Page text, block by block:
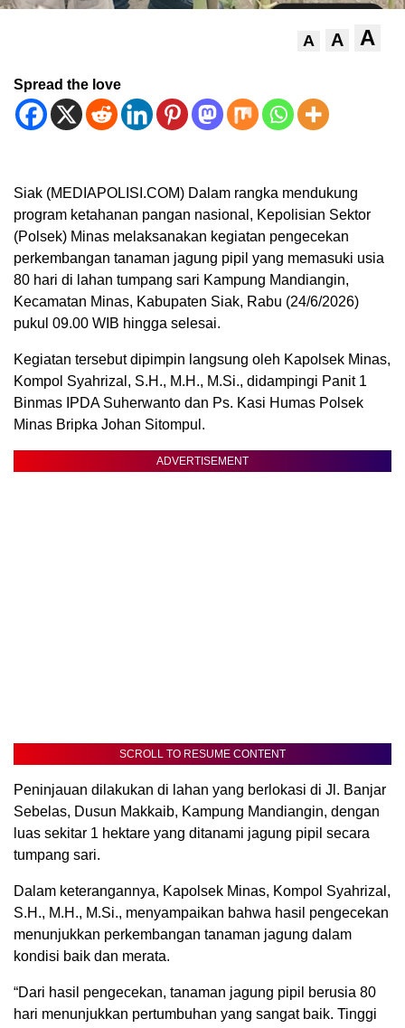
A A A
Spread the love
Siak (MEDIAPOLISI.COM) Dalam rangka mendukung
program ketahanan pangan nasional, Kepolisian Sektor
(Polsek) Minas melaksanakan kegiatan pengecekan
perkembangan tanaman jagung pipil yang memasuki usia
80 hari di lahan tumpang sari Kampung Mandiangin,
Kecamatan Minas, Kabupaten Siak, Rabu (24/6/2026)
pukul 09.00 WIB hingga selesai.
Kegiatan tersebut dipimpin langsung oleh Kapolsek Minas,
Kompol Syahrizal, S.H., M.H., M.Si., didampingi Panit 1
Binmas IPDA Suherwanto dan Ps. Kasi Humas Polsek
Minas Bripka Johan Sitompul.
ADVERTISEMENT
SCROLL TO RESUME CONTENT
Peninjauan dilakukan di lahan yang berlokasi di Jl. Banjar
Sebelas, Dusun Makkaib, Kampung Mandiangin, dengan
luas sekitar 1 hektare yang ditanami jagung pipil secara
tumpang sari.
Dalam keterangannya, Kapolsek Minas, Kompol Syahrizal,
S.H., M.H., M.Si., menyampaikan bahwa hasil pengecekan
menunjukkan perkembangan tanaman jagung dalam
kondisi baik dan merata.
“Dari hasil pengecekan, tanaman jagung pipil berusia 80
hari menunjukkan pertumbuhan yang sangat baik. Tinggi